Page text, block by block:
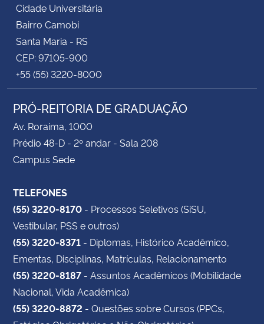
Cidade Universitária
Bairro Camobi
Santa Maria - RS
CEP: 97105-900
+55 (55) 3220-8000
PRÓ-REITORIA DE GRADUAÇÃO
Av. Roraima, 1000
Prédio 48-D - 2º andar - Sala 208
Campus Sede
TELEFONES
(55) 3220-8170 - Processos Seletivos (SiSU,
Vestibular, PSS e outros)
(55) 3220-8371 - Diplomas, Histórico Acadêmico,
Ementas, Disciplinas, Matrículas, Relacionamento
(55) 3220-8187 - Assuntos Acadêmicos (Mobilidade
Nacional, Vida Acadêmica)
(55) 3220-8872 - Questões sobre Cursos (PPCs,